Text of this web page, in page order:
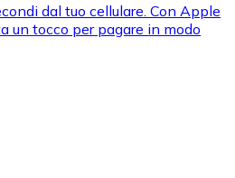
dal tuo cellulare. Con Apple
un tocco per pagare in modo